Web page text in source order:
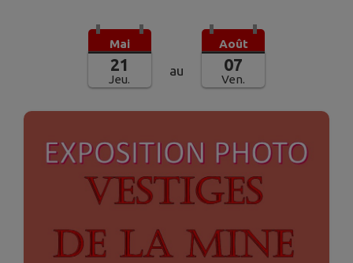
Mai
21
Jeu.
au
Août
07
Ven.